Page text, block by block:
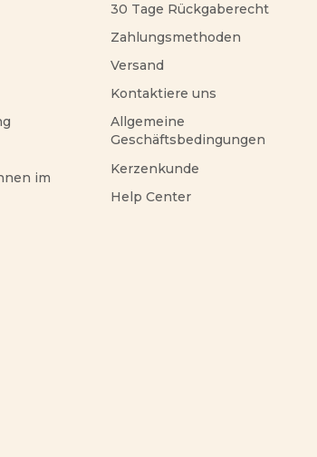
im
30 Tage Rückgaberecht
Zahlungsmethoden
Versand
Kontaktiere uns
Allgemeine
Geschäftsbedingungen
Kerzenkunde
Help Center